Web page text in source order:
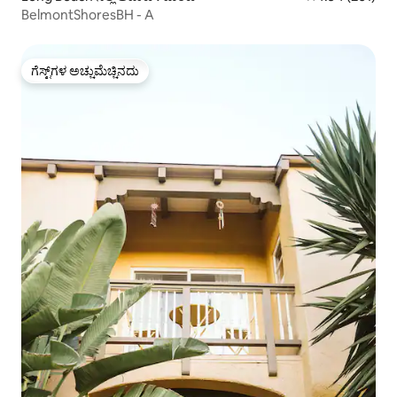
BelmontShoresBH - A
ಗೆಸ್ಟ್‌ಗಳ ಅಚ್ಚುಮೆಚ್ಚಿನದು
ಗೆಸ್ಟ್‌ಗಳ ಅಚ್ಚುಮೆಚ್ಚಿನದು